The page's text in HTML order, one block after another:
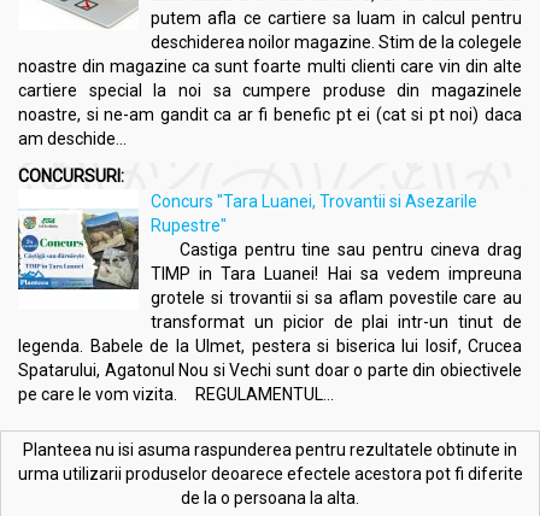
putem afla ce cartiere sa luam in calcul pentru
deschiderea noilor magazine. Stim de la colegele
noastre din magazine ca sunt foarte multi clienti care vin din alte
cartiere special la noi sa cumpere produse din magazinele
noastre, si ne-am gandit ca ar fi benefic pt ei (cat si pt noi) daca
am deschide...
CONCURSURI:
Concurs "Tara Luanei, Trovantii si Asezarile
Rupestre"
Castiga pentru tine sau pentru cineva drag
TIMP in Tara Luanei! Hai sa vedem impreuna
grotele si trovantii si sa aflam povestile care au
transformat un picior de plai intr-un tinut de
legenda. Babele de la Ulmet, pestera si biserica lui Iosif, Crucea
Spatarului, Agatonul Nou si Vechi sunt doar o parte din obiectivele
pe care le vom vizita. REGULAMENTUL...
Planteea nu isi asuma raspunderea pentru rezultatele obtinute in
urma utilizarii produselor deoarece efectele acestora pot fi diferite
de la o persoana la alta.